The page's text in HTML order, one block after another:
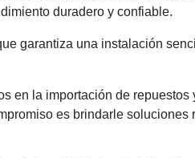
duradero y confiable.
garantiza una instalación
en la importación de
es brindarle